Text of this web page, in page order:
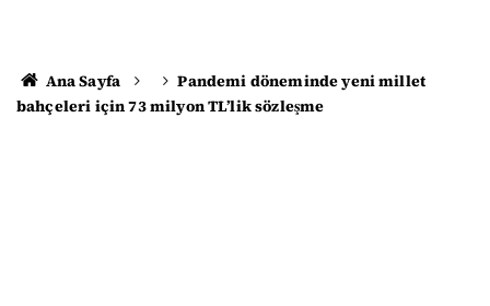
Ana Sayfa
Pandemi döneminde yeni millet
bahçeleri için 73 milyon TL’lik sözleşme